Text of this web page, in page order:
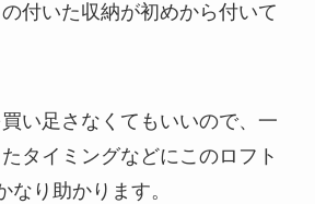
付いた収納が初めから付いて
い足さなくてもいいので、一
タイミングなどにこのロフト
なり助かります。